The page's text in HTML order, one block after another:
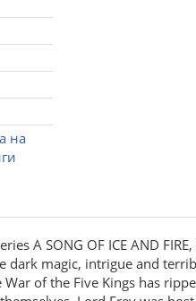
на
A SONG OF ICE AND
dark magic, intrigue and
of the Five Kings has